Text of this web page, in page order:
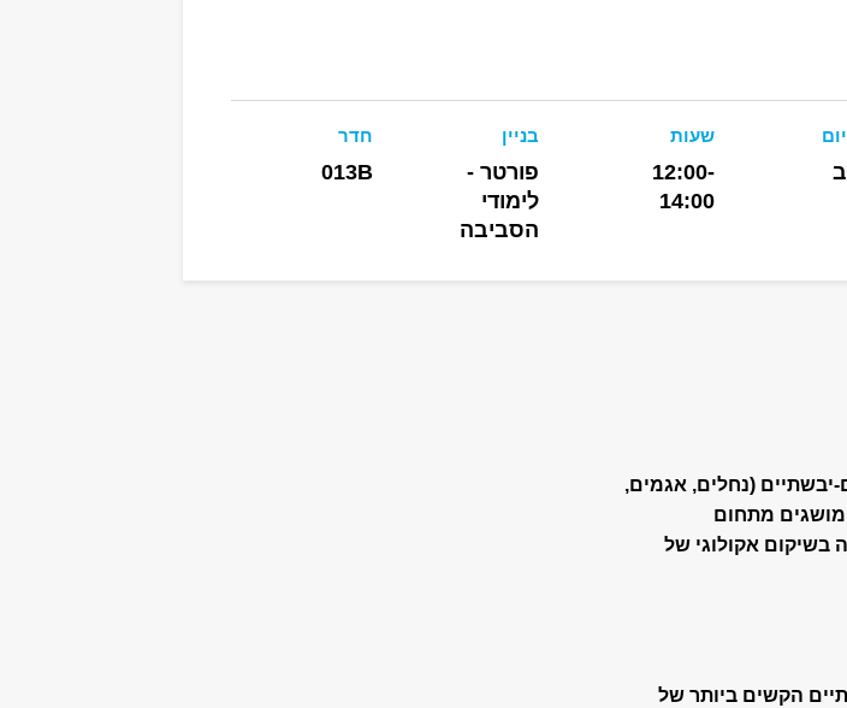
יום
ב
שעות
12:00-
14:00
בניין
פורטר -
לימודי
הסביבה
חדר
013B
יבשתיים (נחלים, אגמים,
מושגים מתחום
בשיקום אקולוגי של
הקשים ביותר של